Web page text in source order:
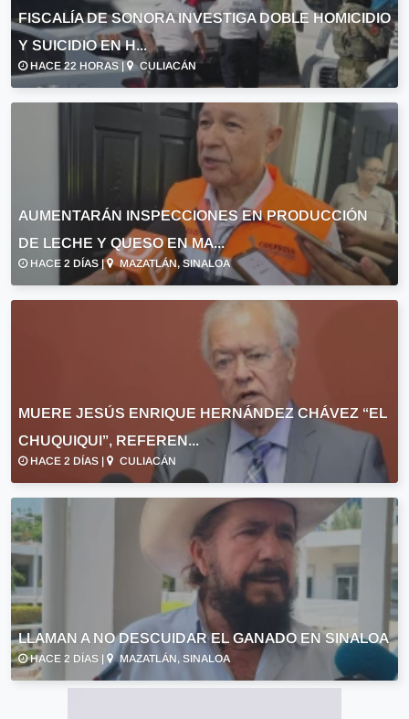
FISCALÍA DE SONORA INVESTIGA DOBLE HOMICIDIO
Y SUICIDIO EN H...
HACE 22 HORAS | CULIACÁN
AUMENTARÁN INSPECCIONES EN PRODUCCIÓN
DE LECHE Y QUESO EN MA...
HACE 2 DÍAS | MAZATLÁN, SINALOA
MUERE JESÚS ENRIQUE HERNÁNDEZ CHÁVEZ “EL
CHUQUIQUI”, REFEREN...
HACE 2 DÍAS | CULIACÁN
LLAMAN A NO DESCUIDAR EL GANADO EN SINALOA
HACE 2 DÍAS | MAZATLÁN, SINALOA